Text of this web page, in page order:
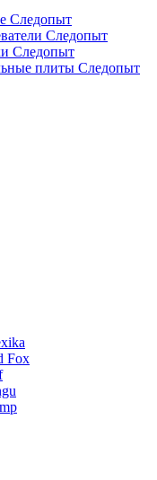
Следопыт
Следопыт
Следопыт
плиты Следопыт
Fox